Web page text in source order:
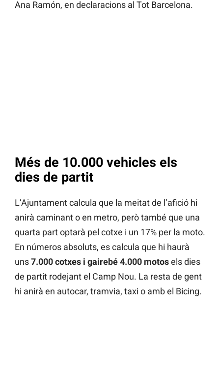
Ana Ramón, en declaracions al Tot Barcelona.
Més de 10.000 vehicles els
dies de partit
L’Ajuntament calcula que la meitat de l’afició hi
anirà caminant o en metro, però també que una
quarta part optarà pel cotxe i un 17% per la moto.
En números absoluts, es calcula que hi haurà
uns7.000 cotxes i gairebé 4.000 motosels dies
de partit rodejant el Camp Nou. La resta de gent
hi anirà en autocar, tramvia, taxi o amb el Bicing.